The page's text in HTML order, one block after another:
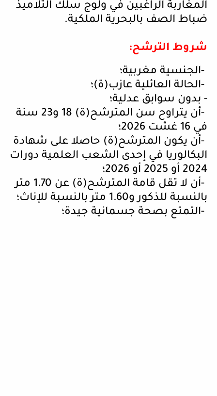
المغاربة الراغبين في ولوج سلك التلاميذ
ضباط الصف بالبحرية الملكية.
شروط الترشح:
-الجنسية مغربية؛
-الحالة العائلية عازب(ة)؛
- بدون سوابق عدلية؛
-
أن يتراوح سن المترشح(ة) 18 و23 سنة
في 16 غشت 2026؛
-أن يكون المترشح(ة) حاصلا على شهادة
البكالوريا في إحدى الشعب العلمية دورات
2024 أو 2025 أو 2026؛
-
أن لا تقل قامة المترشح(ة) عن 1.70 متر
بالنسبة للذكور و1.60 متر بالنسبة للإناث؛
-التمتع بصحة جسمانية جيدة؛